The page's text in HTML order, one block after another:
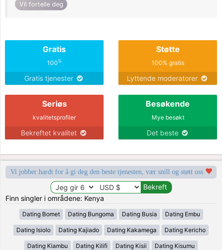
Vil fortelle deg
Gratis
100%
Gratis tjenester
Støtte
100% gratis
Lyttende moderatorer
Seriøs
kvalitetsprofiler
Bekreftet kvalitet
Besøkende
Mye besøkt
Det beste
Vi jobber hardt for å gi deg den beste tjenesten, vær snill og støtt oss
Finn singler i områdene: Kenya
Dating Bomet Dating Bungoma Dating Busia Dating Embu
Dating Isiolo Dating Kajiado Dating Kakamega Dating Kericho
Dating Kiambu Dating Kilifi Dating Kisii Dating Kisumu